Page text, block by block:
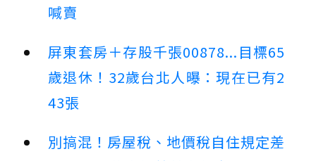
喊賣
屏東套房＋存股千張00878...目標65
歲退休！32歲台北人曝：現在已有2
43張
別搞混！房屋稅、地價稅自住規定差